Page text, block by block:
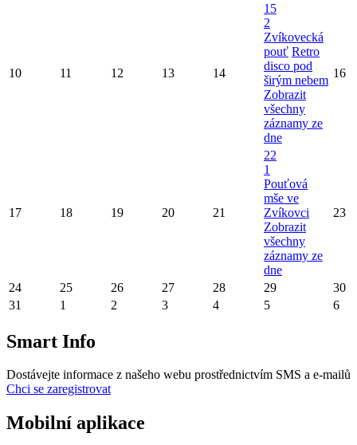
10 11 12 13 14
15
2
Zvíkovecká
pouť Retro
disco pod
širým nebem
Zobrazit
všechny
záznamy ze
dne
16
17 18 19 20 21
22
1
Pouťová
mše ve
Zvíkovci
Zobrazit
všechny
záznamy ze
dne
23
24 25 26 27 28 29
30
31
1 2 3 4 5 6
Smart Info
Dostávejte informace z našeho webu prostřednictvím SMS a e-mailů
Chci se zaregistrovat
Mobilní aplikace